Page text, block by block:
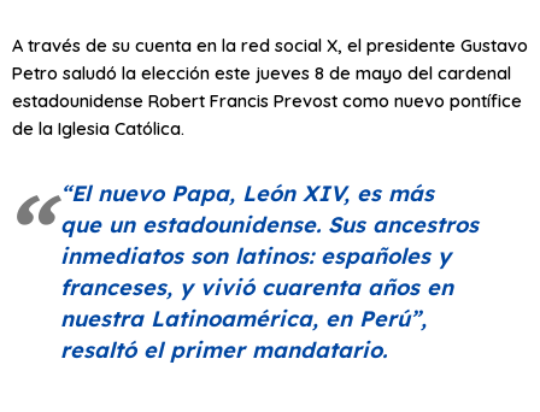
A través de su cuenta en la red social X, el presidente Gustavo
Petro saludó la elección este jueves 8 de mayo del cardenal
estadounidense Robert Francis Prevost como nuevo pontífice
de la Iglesia Católica.
“El nuevo Papa, León XIV, es más
que un estadounidense. Sus ancestros
inmediatos son latinos: españoles y
franceses, y vivió cuarenta años en
nuestra Latinoamérica, en Perú”,
resaltó el primer mandatario.